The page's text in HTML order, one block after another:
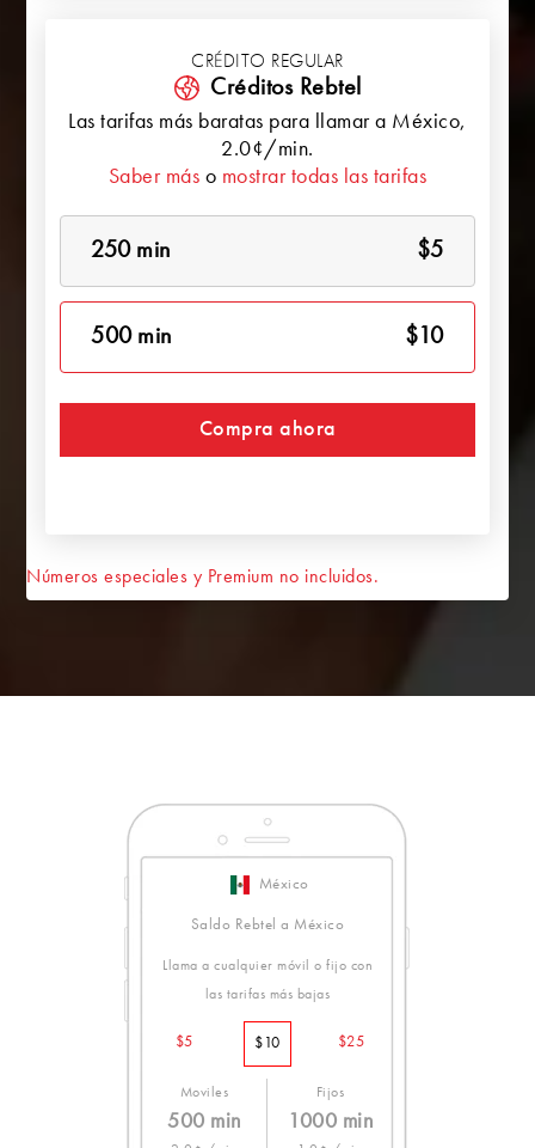
CRÉDITO REGULAR
Créditos Rebtel
Las tarifas más baratas para llamar a México,
2.0¢/min.
Saber más o mostrar todas las tarifas
250 min $5
500 min $10
Compra ahora
Números especiales y Premium no incluidos.
México
Saldo Rebtel a México
Llama a cualquier móvil o fijo con
las tarifas más bajas
$5 $10 $25
Moviles
500 min
Fijos
1000 min